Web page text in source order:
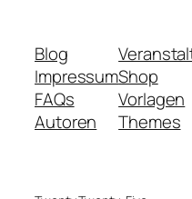
Blog
Impressum
FAQs
Autoren
Shop
Vorlagen
Themes